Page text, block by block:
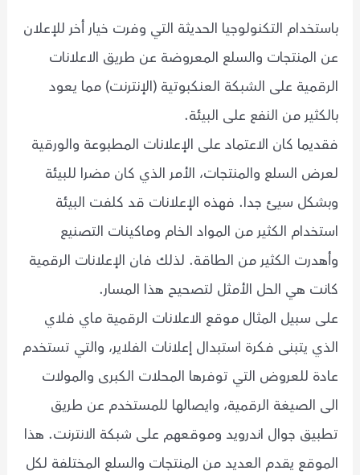
باستخدام التكنولوجيا الحديثة التي وفرت خيار أخر للإعلان
عن المنتجات والسلع المعروضة عن طريق الاعلانات
الرقمية على الشبكة العنكبوتية (الإنترنت) مما يعود
بالكثير من النفع على البيئة.
فقديما كان الاعتماد على الإعلانات المطبوعة والورقية
لعرض السلع والمنتجات، الأمر الذي كان مضرا للبيئة
وبشكل سيئ جدا. فهذه الإعلانات قد كلفت البيئة
استخدام الكثير من المواد الخام وماكينات التصنيع
وأهدرت الكثير من الطاقة. لذلك فان الإعلانات الرقمية
كانت هي الحل الأمثل لتصحيح هذا المسار.
على سبيل المثال موقع الاعلانات الرقمية ماي فلاي
الذي يتبنى فكرة استبدال إعلانات الفلاير، والتي تستخدم
عادة للعروض التي توفرها المحلات الكبرى والمولات
الى الصيغة الرقمية، وايصالها للمستخدم عن طريق
تطبيق جوال اندرويد وموقعهم على شبكة الانترنت. هذا
الموقع يقدم العديد من المنتجات والسلع المختلفة لكل